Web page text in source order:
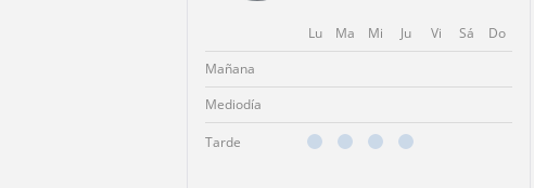
Lu Ma Mi Ju Vi Sá
Do
Mañana
Mediodía
Tarde